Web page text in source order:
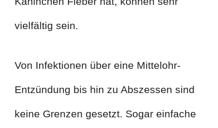
vielfältig sein.
Von Infektionen über eine Mittelohr-
Entzündung bis hin zu Abszessen sind
keine Grenzen gesetzt. Sogar einfache